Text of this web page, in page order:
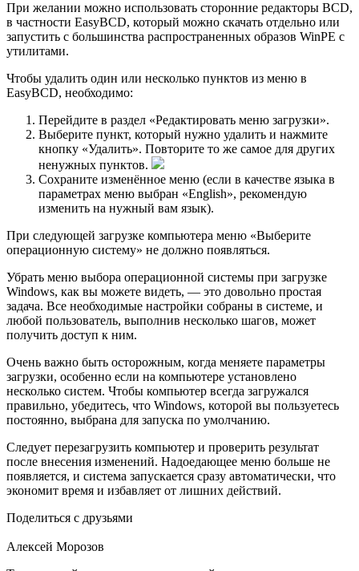
При желании можно использовать сторонние редакторы BCD,
в частности EasyBCD, который можно скачать отдельно или
запустить с большинства распространенных образов WinPE с
утилитами.
Чтобы удалить один или несколько пунктов из меню в
EasyBCD, необходимо:
Перейдите в раздел «Редактировать меню загрузки».
Выберите пункт, который нужно удалить и нажмите
кнопку «Удалить». Повторите то же самое для других
ненужных пунктов.
Сохраните изменённое меню (если в качестве языка в
параметрах меню выбран «English», рекомендую
изменить на нужный вам язык).
При следующей загрузке компьютера меню «Выберите
операционную систему» не должно появляться.
Убрать меню выбора операционной системы при загрузке
Windows, как вы можете видеть, — это довольно простая
задача. Все необходимые настройки собраны в системе, и
любой пользователь, выполнив несколько шагов, может
получить доступ к ним.
Очень важно быть осторожным, когда меняете параметры
загрузки, особенно если на компьютере установлено
несколько систем. Чтобы компьютер всегда загружался
правильно, убедитесь, что Windows, которой вы пользуетесь
постоянно, выбрана для запуска по умолчанию.
Следует перезагрузить компьютер и проверить результат
после внесения изменений. Надоедающее меню больше не
появляется, и система запускается сразу автоматически, что
экономит время и избавляет от лишних действий.
Поделиться с друзьями
Алексей Морозов